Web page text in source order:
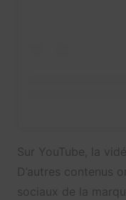
Sur YouTube, la
D’autres contenus
sociaux de la